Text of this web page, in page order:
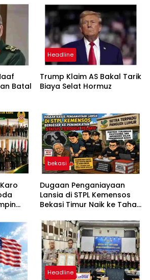
Batal
Headline
Trump Klaim AS Bakal Tarik
Biaya Selat Hormuz
bekasi
Dugaan Penganiayaan
Lansia di STPL Kemensos
Bekasi Timur Naik ke Tahap
Minta Proses Transparan
dan Bebas Intervensi
Headline